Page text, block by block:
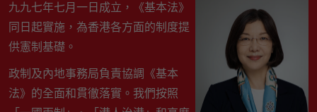
九九七年七月一日成立，《基本法》
同日起實施，為香港各方面的制度提
供憲制基礎。
政制及內地事務局負責協調《基本
法》的全面和貫徹落實。我們按照